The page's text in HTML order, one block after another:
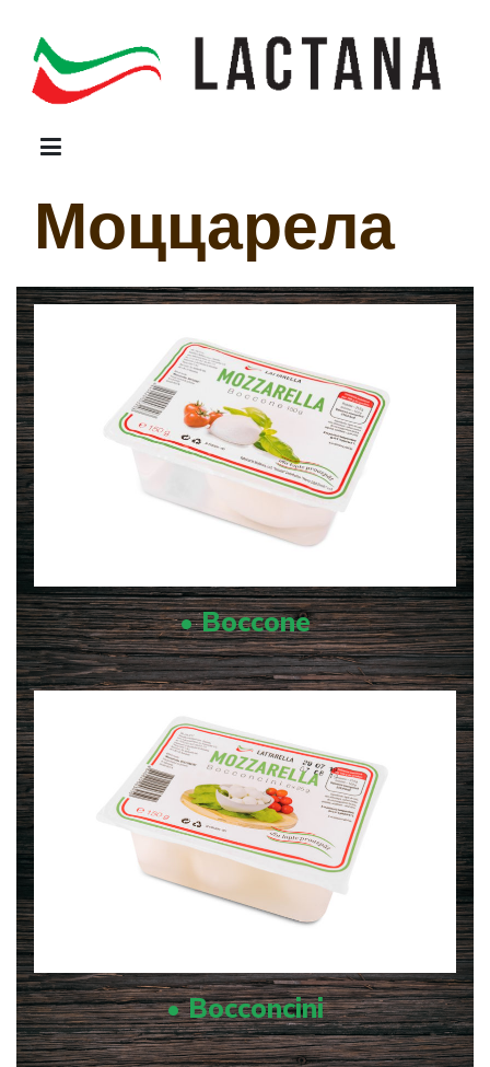
Lactana
produsele lactate
Моццарела
• Boccone
• Bocconcini